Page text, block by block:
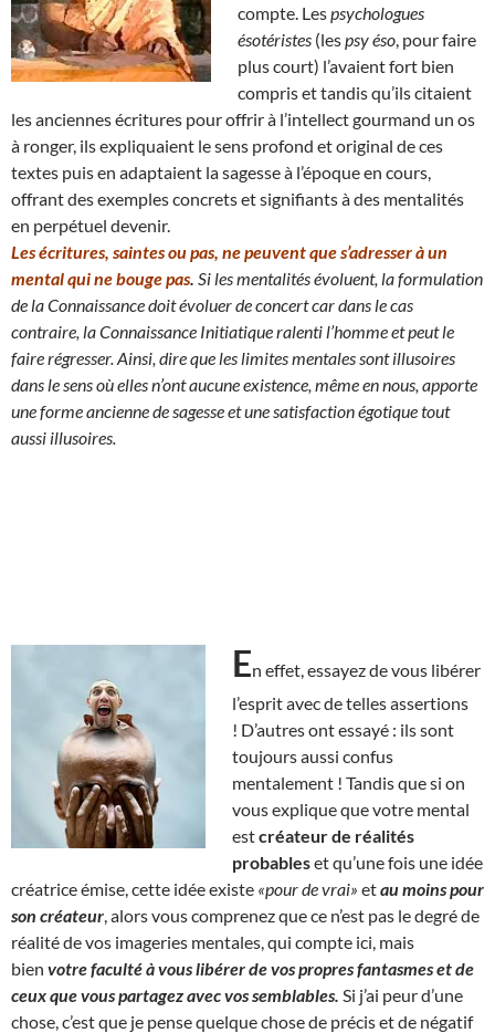
compte. Lespsychologues
ésotéristes (lespsy éso , pour faire
plus court) l’avaient fort bien
compris et tandis qu’ils citaient
les anciennes écritures pour offrir à l’intellect gourmand un os
à ronger, ils expliquaient le sens profond et original de ces
textes puis en adaptaient la sagesse à l’époque en cours,
offrant des exemples concrets et signifiants à des mentalités
en perpétuel devenir.
Les écritures, saintes ou pas, ne peuvent que s’adresser à un
mental qui ne bouge pas. Si les mentalités évoluent, la formulation
de la Connaissance doit évoluer de concert car dans le cas
contraire, la Connaissance Initiatique ralenti l’homme et peut le
faire régresser. Ainsi, dire que les limites mentales sont illusoires
dans le sens où elles n’ont aucune existence, même en nous , apporte
une forme ancienne de sagesse et une satisfaction égotique tout
aussi illusoires.
En effet, essayez de vous libérer
l’esprit avec de telles assertions
! D’autres ont essayé : ils sont
toujours aussi confus
mentalement ! Tandis que si on
vous explique que votre mental
estcréateur de réalités
probableset qu’une fois une idée
créatrice émise, cette idée existe «pour de vrai» etau moins pour
son créateur , alors vous comprenez que ce n’est pas le degré de
réalité de vos imageries mentales, qui compte ici, mais
bien votre faculté à vous libérer de vos propres fantasmes et de
ceux que vous partagez avec vos semblables. Si j’ai peur d’une
chose, c’est que je pense quelque chose de précis et de négatif